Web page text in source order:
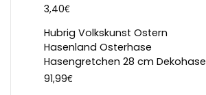
3,40€
Hubrig Volkskunst Ostern
Hasenland Osterhase
Hasengretchen 28 cm Dekohase
91,99€